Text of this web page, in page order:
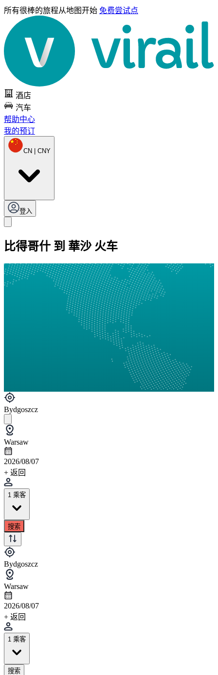
所有很棒的旅程从地图开始 免费尝试点
酒店
汽车
帮助中心
我的预订
CN | CNY
登入
比得哥什 到 華沙 火车
Bydgoszcz
Warsaw
2026/08/07
+ 返回
1 乘客
搜索
Bydgoszcz
Warsaw
2026/08/07
+ 返回
1 乘客
搜索